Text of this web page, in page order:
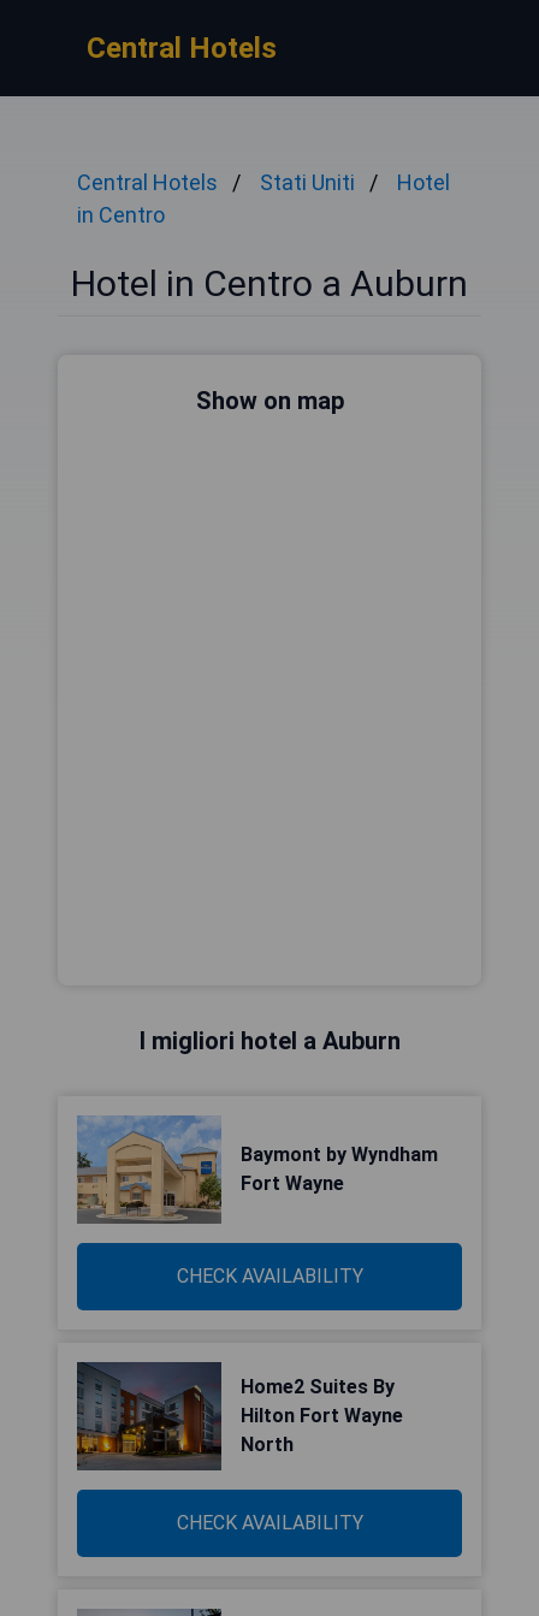
Central Hotels
Central Hotels Stati Uniti
Hotel
in Centro
Hotel in Centro a Auburn
Show on map
I migliori hotel a Auburn
Baymont by Wyndham
Fort Wayne
CHECK AVAILABILITY
Home2 Suites By
Hilton Fort Wayne
North
CHECK AVAILABILITY